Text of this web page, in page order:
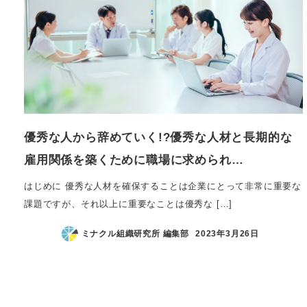
優秀な人から辞めていく!?優秀な人材と長期的な
雇用関係を築くために職場に求められ…
はじめに 優秀な人材を確保することは企業にとって非常に重要な
課題ですが、それ以上に重要なことは優秀な […]
ミナクル組織研究所 編集部 2023年3月26日